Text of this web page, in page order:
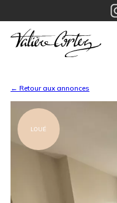
← Retour aux annonces
LOUÉ